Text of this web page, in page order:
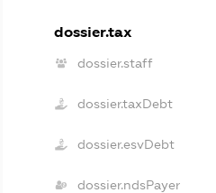
dossier.tax
dossier.staff
dossier.taxDebt
dossier.esvDebt
dossier.ndsPayer